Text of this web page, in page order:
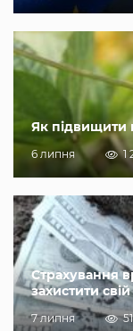
Як підвищити
6 липня 1
Страхування
захистити свій
7 липня